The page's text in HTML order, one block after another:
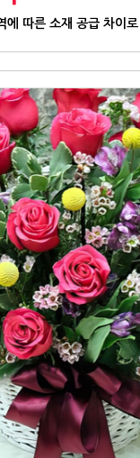
에 따른 소재 공급 차이